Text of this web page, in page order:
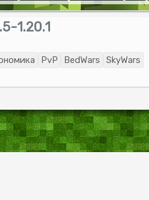
1.20.1
PvP BedWars SkyWars